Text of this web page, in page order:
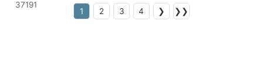
1 2 3 4 ❯ ❯❯